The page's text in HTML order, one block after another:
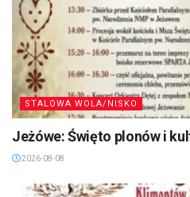
STALOWA WOLA/NISKO
Jeżówe: Święto plonów i
2026-08-08